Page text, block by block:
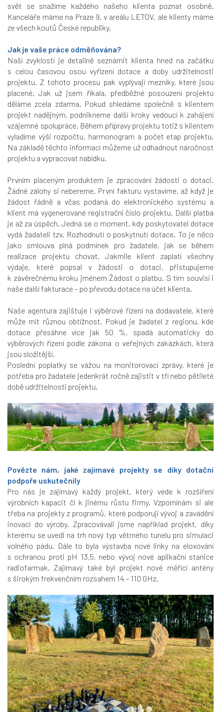
svět se snažíme každého našeho klienta poznat osobně.
Kanceláře máme na Praze 9, v areálu LETOV, ale klienty máme
ze všech koutů České republiky.
Jak je vaše práce odměňována?
Naší zvyklostí je detailně seznámit klienta hned na začátku
s celou časovou osou vyřízení dotace a doby udržitelnosti
projektu. Z tohoto procesu pak vyplývají mezníky, které jsou
placené. Jak už jsem říkala, předběžné posouzení projektu
děláme zcela zdarma. Pokud shledáme společně s klientem
projekt nadějným, podnikneme další kroky vedoucí k zahájení
vzájemné spolupráce. Během přípravy projektu totiž s klientem
vyladíme výši rozpočtu, harmonogram a počet etap projektu.
Na základě těchto informací můžeme už odhadnout náročnost
projektu a vypracovat nabídku.
Prvním placeným produktem je zpracování žádosti o dotaci.
Žádné zálohy si nebereme. První fakturu vystavíme, až když je
žádost řádně a včas podaná do elektronického systému a
klient má vygenerované registrační číslo projektu. Další platba
je až za úspěch. Jedná se o moment, kdy poskytovatel dotace
vydá žadateli tzv. Rozhodnutí o poskytnutí dotace. To je něco
jako smlouva plná podmínek pro žadatele, jak se během
realizace projektu chovat. Jakmile klient zaplatí všechny
výdaje, které popsal v žádosti o dotaci, přistupujeme
k závěrečnému kroku jménem Žádost o platbu. S tím souvisí i
naše další fakturace – po převodu dotace na účet klienta.
Naše agentura zajištuje i výběrové řízení na dodavatele, které
může mít různou obtížnost. Pokud je žadatel z regionu, kde
dotace přesáhne více jak 50 %, spadá automaticky do
výběrových řízení podle zákona o veřejných zakázkách, která
jsou složitější.
Poslední poplatky se vážou na monitorovací zprávy, které je
potřeba pro žadatele jedenkrát ročně zajistit v tří nebo pětileté
době udržitelnosti projektu.
Povězte nám, jaké zajímavé projekty se díky dotační
podpoře uskutečnily
Pro nás je zajímavý každý projekt, který vede k rozšíření
výrobních kapacit či k jinému růstu firmy. Vzpomínám si ale
třeba na projekty z programů, které podporují vývoj a zavádění
inovací do výroby. Zpracovávali jsme například projekt, díky
kterému se uvedl na trh nový typ větrného tunelu pro simulaci
volného pádu. Dále to byla výstavba nové linky na eloxování
s ochranou proti pH 13,5, nebo vývoj nové aplikační stanice
radiofarmak. Zajímavý také byl projekt nové měřící antény
s širokým frekvenčním rozsahem 14 – 110 GHz.